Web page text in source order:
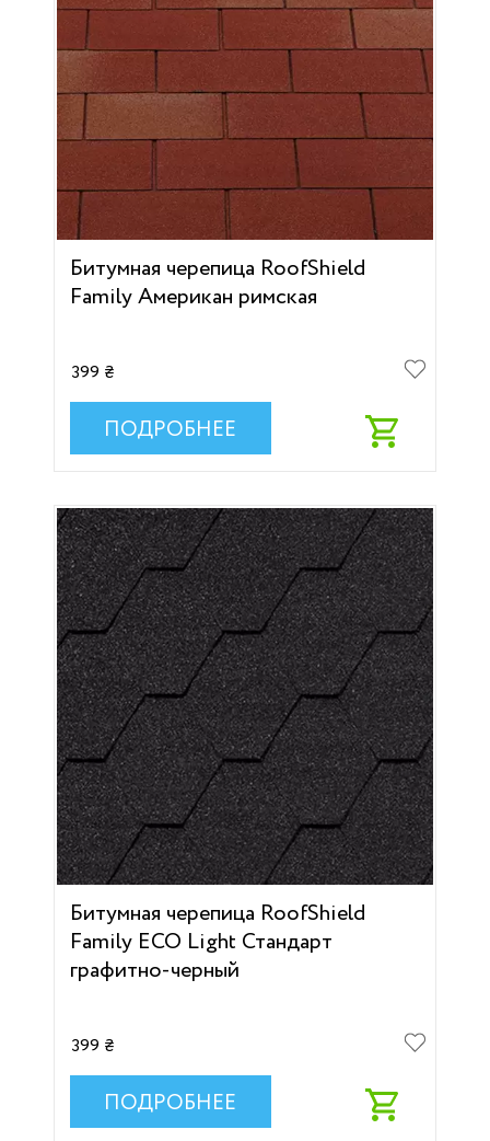
Битумная черепица RoofShield
Family Американ римская
399 ₴
ПОДРОБНЕЕ
Битумная черепица RoofShield
Family ECO Light Стандарт
графитно-черный
399 ₴
ПОДРОБНЕЕ